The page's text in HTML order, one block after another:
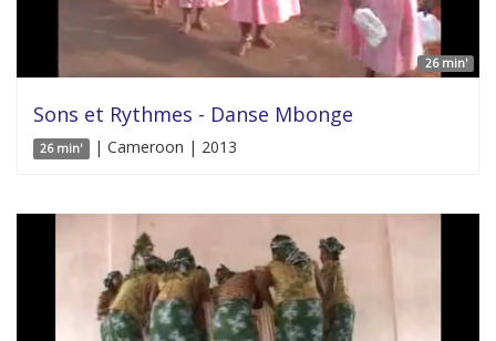
26 min'
Sons et Rythmes - Danse Mbonge
26 min' | Cameroon | 2013